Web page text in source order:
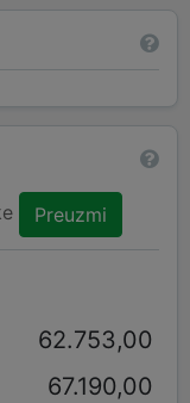
Preuzmi
62.753,00
67.190,00